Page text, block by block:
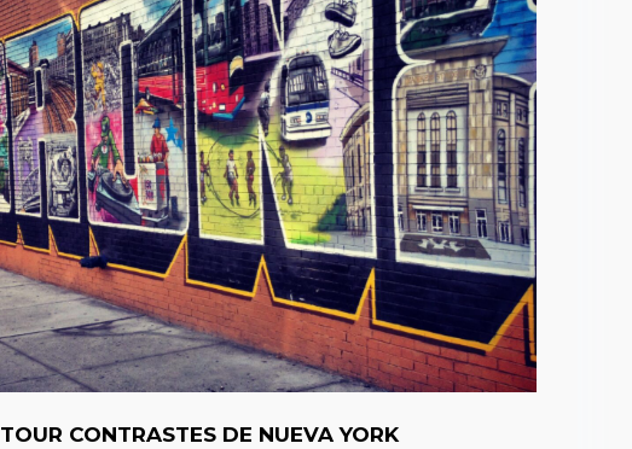
TOUR CONTRASTES DE NUEVA YORK